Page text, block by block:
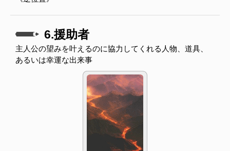
6.援助者
主人公の望みを叶えるのに協力してくれる人物、道具、
あるいは幸運な出来事